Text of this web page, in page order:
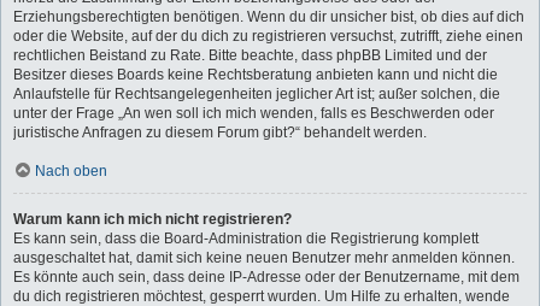
Erziehungsberechtigten benötigen. Wenn du dir unsicher bist, ob dies auf dich
oder die Website, auf der du dich zu registrieren versuchst, zutrifft, ziehe einen
rechtlichen Beistand zu Rate. Bitte beachte, dass phpBB Limited und der
Besitzer dieses Boards keine Rechtsberatung anbieten kann und nicht die
Anlaufstelle für Rechtsangelegenheiten jeglicher Art ist; außer solchen, die
unter der Frage „An wen soll ich mich wenden, falls es Beschwerden oder
juristische Anfragen zu diesem Forum gibt?“ behandelt werden.
Nach oben
Warum kann ich mich nicht registrieren?
Es kann sein, dass die Board-Administration die Registrierung komplett
ausgeschaltet hat, damit sich keine neuen Benutzer mehr anmelden können.
Es könnte auch sein, dass deine IP-Adresse oder der Benutzername, mit dem
du dich registrieren möchtest, gesperrt wurden. Um Hilfe zu erhalten, wende